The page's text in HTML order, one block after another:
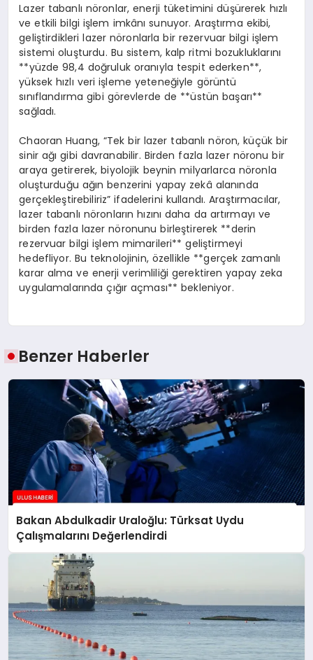
Lazer tabanlı nöronlar, enerji tüketimini düşürerek hızlı
ve etkili bilgi işlem imkânı sunuyor. Araştırma ekibi,
geliştirdikleri lazer nöronlarla bir rezervuar bilgi işlem
sistemi oluşturdu. Bu sistem, kalp ritmi bozukluklarını
**yüzde 98,4 doğruluk oranıyla tespit ederken**,
yüksek hızlı veri işleme yeteneğiyle görüntü
sınıflandırma gibi görevlerde de **üstün başarı**
sağladı.
Chaoran Huang, “Tek bir lazer tabanlı nöron, küçük bir
sinir ağı gibi davranabilir. Birden fazla lazer nöronu bir
araya getirerek, biyolojik beynin milyarlarca nöronla
oluşturduğu ağın benzerini yapay zekâ alanında
gerçekleştirebiliriz” ifadelerini kullandı. Araştırmacılar,
lazer tabanlı nöronların hızını daha da artırmayı ve
birden fazla lazer nöronunu birleştirerek **derin
rezervuar bilgi işlem mimarileri** geliştirmeyi
hedefliyor. Bu teknolojinin, özellikle **gerçek zamanlı
karar alma ve enerji verimliliği gerektiren yapay zeka
uygulamalarında çığır açması** bekleniyor.
Benzer Haberler
Bakan Abdulkadir Uraloğlu: Türksat Uydu
Çalışmalarını Değerlendirdi